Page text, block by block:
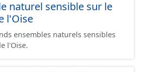
naturel sensible sur le
l'Oise
ensembles naturels sensibles
l'Oise.